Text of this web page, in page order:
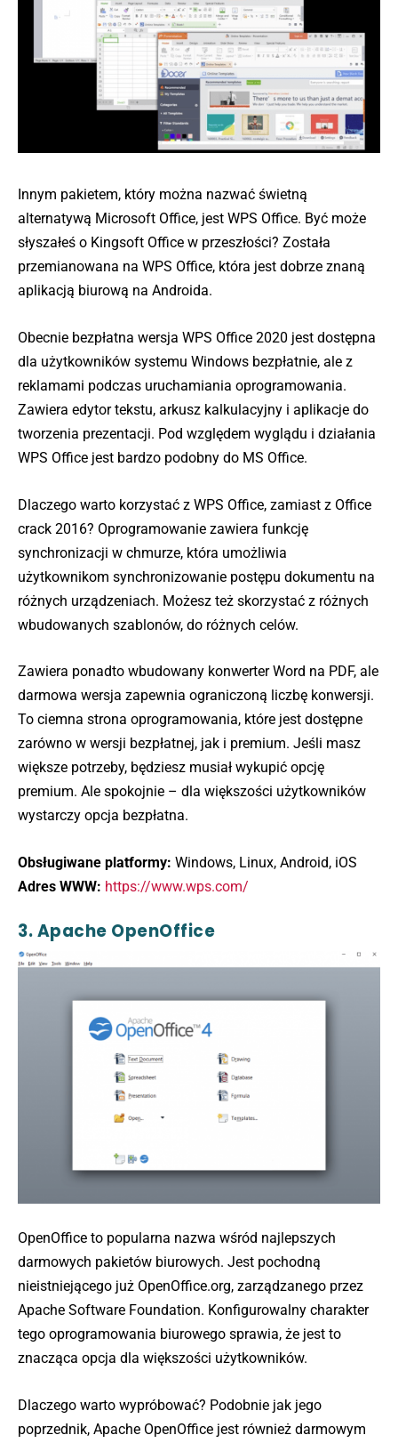
Innym pakietem, który można nazwać świetną
alternatywą Microsoft Office, jest WPS Office. Być może
słyszałeś o Kingsoft Office w przeszłości? Została
przemianowana na WPS Office, która jest dobrze znaną
aplikacją biurową na Androida.
Obecnie bezpłatna wersja WPS Office 2020 jest dostępna
dla użytkowników systemu Windows bezpłatnie, ale z
reklamami podczas uruchamiania oprogramowania.
Zawiera edytor tekstu, arkusz kalkulacyjny i aplikacje do
tworzenia prezentacji. Pod względem wyglądu i działania
WPS Office jest bardzo podobny do MS Office.
Dlaczego warto korzystać z WPS Office, zamiast z Office
crack 2016? Oprogramowanie zawiera funkcję
synchronizacji w chmurze, która umożliwia
użytkownikom synchronizowanie postępu dokumentu na
różnych urządzeniach. Możesz też skorzystać z różnych
wbudowanych szablonów, do różnych celów.
Zawiera ponadto wbudowany konwerter Word na PDF, ale
darmowa wersja zapewnia ograniczoną liczbę konwersji.
To ciemna strona oprogramowania, które jest dostępne
zarówno w wersji bezpłatnej, jak i premium. Jeśli masz
większe potrzeby, będziesz musiał wykupić opcję
premium. Ale spokojnie – dla większości użytkowników
wystarczy opcja bezpłatna.
Obsługiwane platformy: Windows, Linux, Android, iOS
Adres WWW: https://www.wps.com/
3. Apache OpenOffice
OpenOffice to popularna nazwa wśród najlepszych
darmowych pakietów biurowych. Jest pochodną
nieistniejącego już OpenOffice.org, zarządzanego przez
Apache Software Foundation. Konfigurowalny charakter
tego oprogramowania biurowego sprawia, że jest to
znacząca opcja dla większości użytkowników.
Dlaczego warto wypróbować? Podobnie jak jego
poprzednik, Apache OpenOffice jest również darmowym